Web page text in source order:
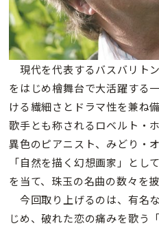
現代を代表するバスバリト
をはじめ檜舞台で大活躍する
ける繊細さとドラマ性を兼ね
歌手とも称されるロベルト・
異色のピアニスト、みどり・
「自然を描く幻想画家」とし
を当て、珠玉の名曲の数々を披
今回取り上げるのは、有名
じめ、破れた恋の痛みを歌う